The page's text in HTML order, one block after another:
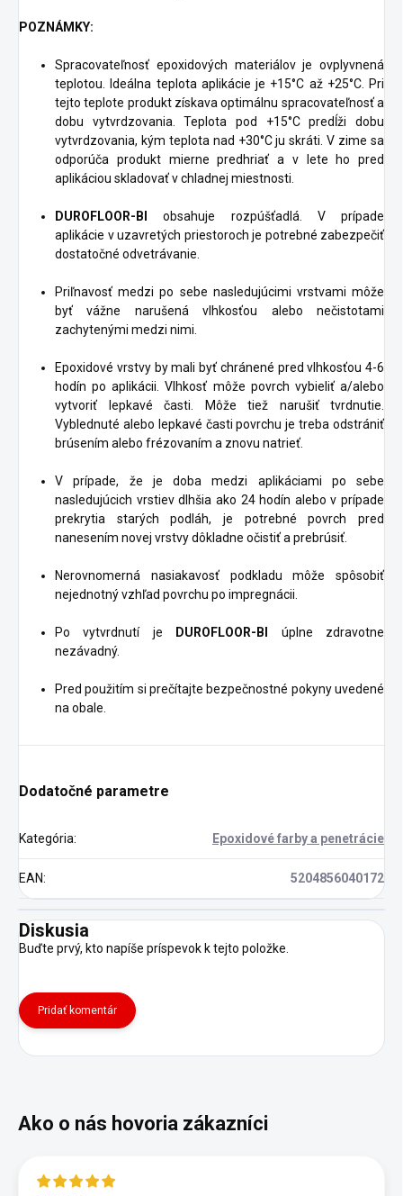
POZNÁMKY:
Spracovateľnosť epoxidových materiálov je ovplyvnená
teplotou. Ideálna teplota aplikácie je +15°C až +25°C. Pri
tejto teplote produkt získava optimálnu spracovateľnosť a
dobu vytvrdzovania. Teplota pod +15°C predĺži dobu
vytvrdzovania, kým teplota nad +30°C ju skráti. V zime sa
odporúča produkt mierne predhriať a v lete ho pred
aplikáciou skladovať v chladnej miestnosti.
DUROFLOOR-BIobsahuje rozpúšťadlá. V prípade
aplikácie v uzavretých priestoroch je potrebné zabezpečiť
dostatočné odvetrávanie.
Priľnavosť medzi po sebe nasledujúcimi vrstvami môže
byť vážne narušená vlhkosťou alebo nečistotami
zachytenými medzi nimi.
Epoxidové vrstvy by mali byť chránené pred vlhkosťou 4-6
hodín po aplikácii. Vlhkosť môže povrch vybieliť a/alebo
vytvoriť lepkavé časti. Môže tiež narušiť tvrdnutie.
Vyblednuté alebo lepkavé časti povrchu je treba odstrániť
brúsením alebo frézovaním a znovu natrieť.
V prípade, že je doba medzi aplikáciami po sebe
nasledujúcich vrstiev dlhšia ako 24 hodín alebo v prípade
prekrytia starých podláh, je potrebné povrch pred
nanesením novej vrstvy dôkladne očistiť a prebrúsiť.
Nerovnomerná nasiakavosť podkladu môže spôsobiť
nejednotný vzhľad povrchu po impregnácii.
Po vytvrdnutí je DUROFLOOR-BI úplne zdravotne
nezávadný.
Pred použitím si prečítajte bezpečnostné pokyny uvedené
na obale.
Dodatočné parametre
Kategória: Epoxidové farby a penetrácie
EAN: 5204856040172
Diskusia
Buďte prvý, kto napíše príspevok k tejto položke.
Pridať komentár